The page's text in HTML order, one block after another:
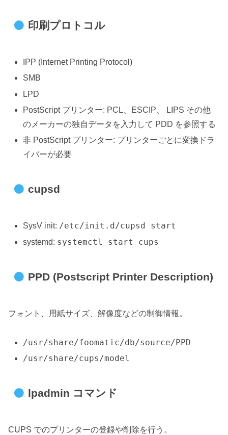
印刷プロトコル
IPP (Internet Printing Protocol)
SMB
LPD
PostScript プリンター: PCL、ESCIP、 LIPS その他
のメーカーの独自データを入力して PDD を参照する
非 PostScript プリンター: プリンターごとに変換ドラ
イバーが必要
cupsd
SysV init: /etc/init.d/cupsd start
systemd: systemctl start cups
PPD (Postscript Printer Description)
フォント、用紙サイズ、解像度などの制御情報。
/usr/share/foomatic/db/source/PPD
/usr/share/cups/model
lpadmin コマンド
CUPS でのプリンターの登録や削除を行う。